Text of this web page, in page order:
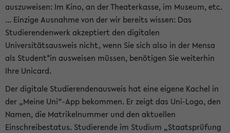
auszuweisen: Im Kino, an der Theaterkasse, im Museum, etc.
... Einzige Ausnahme von der wir bereits wissen: Das
Studierendenwerk akzeptiert den digitalen
Universitätsausweis nicht, wenn Sie sich also in der Mensa
als Student*in ausweisen müssen, benötigen Sie weiterhin
Ihre Unicard.
Der digitale Studierendenausweis hat eine eigene Kachel in
der „Meine Uni“-App bekommen. Er zeigt das Uni-Logo, den
Namen, die Matrikelnummer und den aktuellen
Einschreibestatus. Studierende im Studium „Staatsprüfung